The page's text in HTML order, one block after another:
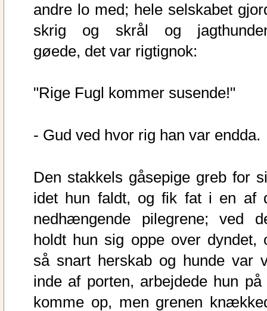
andre lo med; hele selskabet
skrig og skrål og
gøede, det var rigtignok:
"Rige Fugl kommer susende!"
- Gud ved hvor rig han var endda.
Den stakkels gåsepige greb for
idet hun faldt, og fik fat i en af
nedhængende pilegrene; ved
holdt hun sig oppe over dyndet,
så snart herskab og hunde var
inde af porten, arbejdede hun på
komme op, men grenen